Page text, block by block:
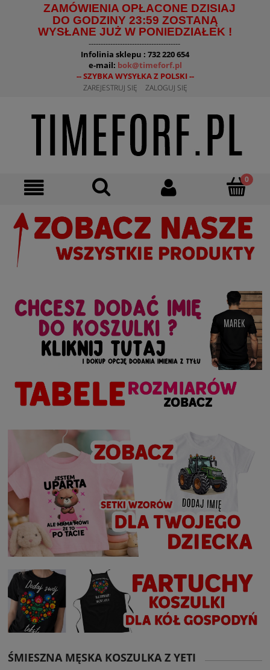
ZAMÓWIENIA OPŁACONE DZISIAJ
DO GODZINY 23:59 ZOSTANĄ
WYSŁANE JUŻ W PONIEDZIAŁEK !
--------------------------------------
Infolinia sklepu : 732 220 654
e-mail: bok@timeforf.pl
-- SZYBKA WYSYŁKA Z POLSKI --
ZAREJESTRUJ SIĘ ZALOGUJ SIĘ
ŚMIESZNA MĘSKA KOSZULKA Z YETI